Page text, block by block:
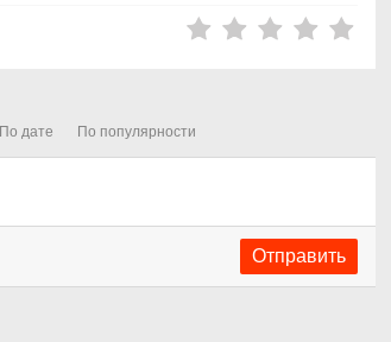
По дате По популярности